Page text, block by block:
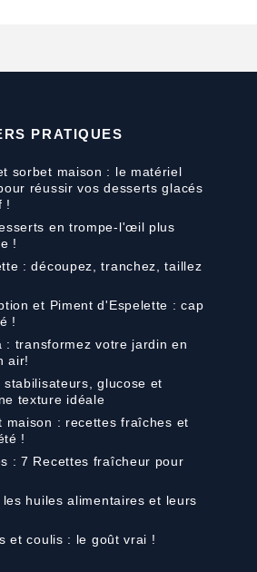
PRATIQUES
sorbet maison : le matériel
réussir vos desserts glacés
!
en trompe-l'œil plus
!
: découpez, tranchez, taillez
et Piment d'Espelette : cap
!
: transformez votre jardin en
air!
stabilisateurs, glucose et
texture idéale
maison : recettes fraîches et
!
: 7 Recettes fraîcheur pour
huiles alimentaires et leurs
et coulis : le goût vrai !